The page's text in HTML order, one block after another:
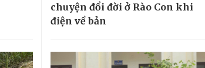
chuyện đổi đời ở Rào Con khi
điện về bản